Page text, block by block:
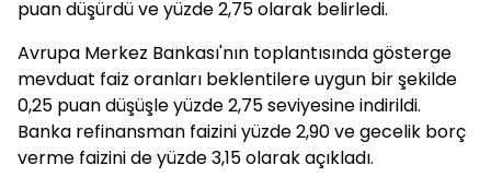
puan düşürdü ve yüzde 2,75 olarak belirledi.
Avrupa Merkez Bankası'nın toplantısında gösterge
mevduat faiz oranları beklentilere uygun bir şekilde
0,25 puan düşüşle yüzde 2,75 seviyesine indirildi.
Banka refinansman faizini yüzde 2,90 ve gecelik borç
verme faizini de yüzde 3,15 olarak açıkladı.